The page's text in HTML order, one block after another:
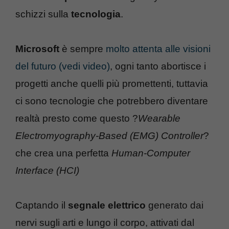
schizzi sulla tecnologia.
Microsoft è sempre molto attenta alle visioni
del futuro (vedi video), ogni tanto abortisce i
progetti anche quelli più promettenti, tuttavia
ci sono tecnologie che potrebbero diventare
realtà presto come questo ?Wearable
Electromyography-Based (EMG) Controller?
che crea una perfetta Human-Computer
Interface (HCI)
Captando il segnale elettrico generato dai
nervi sugli arti e lungo il corpo, attivati dal